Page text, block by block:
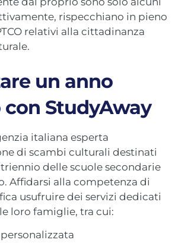
rispecchiano in pieno
relativi alla cittadinanza
un anno
con StudyAway
italiana esperta
di scambi culturali destinati
delle scuole secondarie
Affidarsi alla competenza di
usufruire dei servizi dedicati
loro famiglie, tra cui: